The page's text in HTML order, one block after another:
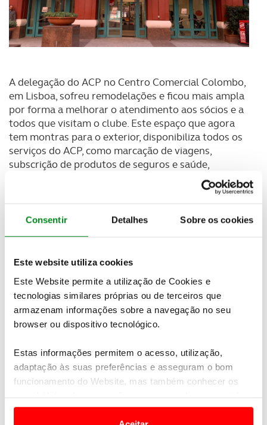
Consentir Detalhes Sobre os cookies
Este website utiliza cookies
Este Website permite a utilização de Cookies e
tecnologias similares próprias ou de terceiros que
armazenam informações sobre a navegação no seu
browser ou dispositivo tecnológico.
Estas informações permitem o acesso, utilização,
adaptação às suas preferências e asseguram o bom
funcionamento do Website, mas também conhecer os
e anúncios de modo a promover produtos e/ou serviços.
A delegação do ACP no Centro Comercial Colombo,
em Lisboa, sofreu remodelações e ficou mais ampla
por forma a melhorar o atendimento aos sócios e a
todos que visitam o clube. Este espaço que agora
tem montras para o exterior, disponibiliza todos os
serviços do ACP, como marcação de viagens,
subscrição de produtos de seguros e saúde,
documentação e renovação da carta de condução
numa só visita, já que é um espaço dotado de
consultório médico preparado para realização da
avaliação de aptidão para condução e de exames
médicos desportivos necessários à prática de golfe